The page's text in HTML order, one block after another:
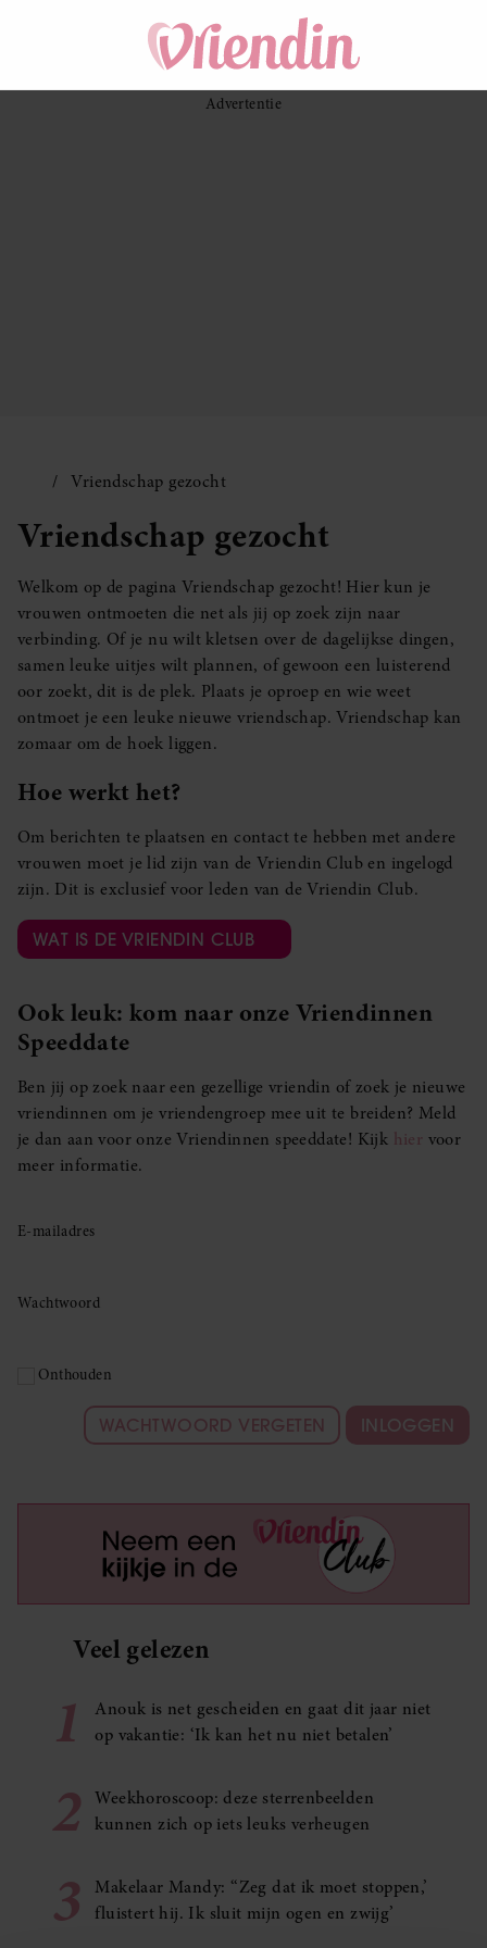
Vriendschap gezocht
Vriendschap gezocht
Welkom op de pagina Vriendschap gezocht! Hier kun je
vrouwen ontmoeten die net als jij op zoek zijn naar
verbinding. Of je nu wilt kletsen over de dagelijkse dingen,
samen leuke uitjes wilt plannen, of gewoon een luisterend
oor zoekt, dit is de plek. Plaats je oproep en wie weet
ontmoet je een leuke nieuwe vriendschap. Vriendschap kan
zomaar om de hoek liggen.
Hoe werkt het?
Om berichten te plaatsen en contact te hebben met andere
vrouwen moet je lid zijn van de Vriendin Club en ingelogd
zijn. Dit is exclusief voor leden van de Vriendin Club.
WAT IS DE VRIENDIN CLUB
Ook leuk: kom naar onze Vriendinnen
Speeddate
Ben jij op zoek naar een gezellige vriendin of zoek je nieuwe
vriendinnen om je vriendengroep mee uit te breiden? Meld
je dan aan voor onze Vriendinnen speeddate! Kijk hier voor
meer informatie.
E-mailadres
Wachtwoord
Onthouden
WACHTWOORD VERGETEN INLOGGEN
Veel gelezen
1
Anouk is net gescheiden en gaat dit jaar niet
op vakantie: ‘Ik kan het nu niet betalen’
2
Weekhoroscoop: deze sterrenbeelden
kunnen zich op iets leuks verheugen
3
Makelaar Mandy: ‘‘Zeg dat ik moet stoppen,’
fluistert hij. Ik sluit mijn ogen en zwijg’